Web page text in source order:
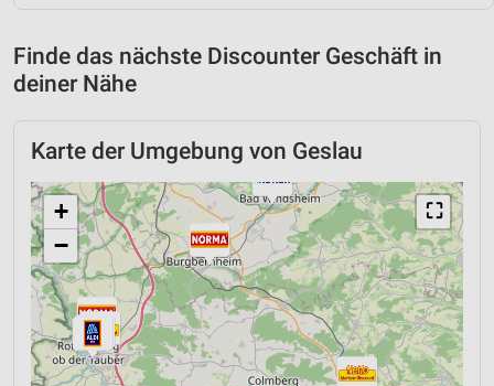
Finde das nächste Discounter Geschäft in
deiner Nähe
Karte der Umgebung von Geslau
⛶
+
−